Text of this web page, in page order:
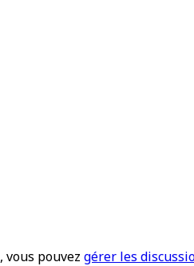
, vous pouvez gérer les